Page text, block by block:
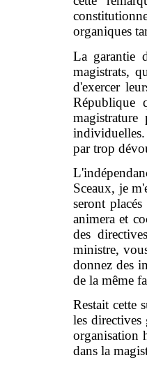
organiques
La garantie
magistrats,
d'exercer
République
par trop
Sceaux, je
seront
animera et
des
ministre,
donnez des
de la même
Restait cette
les directives
organisation
dans la